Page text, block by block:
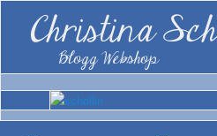
Christina
Blogg Webshop